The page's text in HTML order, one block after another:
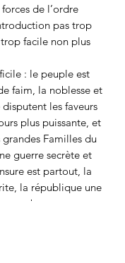
de l’ordre
pas trop
facile non plus
: le peuple est
faim, la noblesse et
les faveurs
plus puissante, et
Familles du
guerre secrète et
est partout, la
la république une
nombreux sont ceux